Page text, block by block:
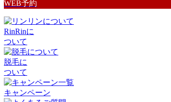
WEB予約
RinRinに
ついて
脱毛に
ついて
キャンペーン